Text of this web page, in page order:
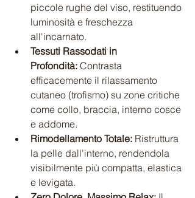
piccole rughe del viso, restituendo
luminosità e freschezza
all'incarnato.
Tessuti Rassodati in
Profondità: Contrasta
efficacemente il rilassamento
cutaneo (trofismo) su zone critiche
come collo, braccia, interno cosce
e addome.
Rimodellamento Totale: Ristruttura
la pelle dall'interno, rendendola
visibilmente più compatta, elastica
e levigata.